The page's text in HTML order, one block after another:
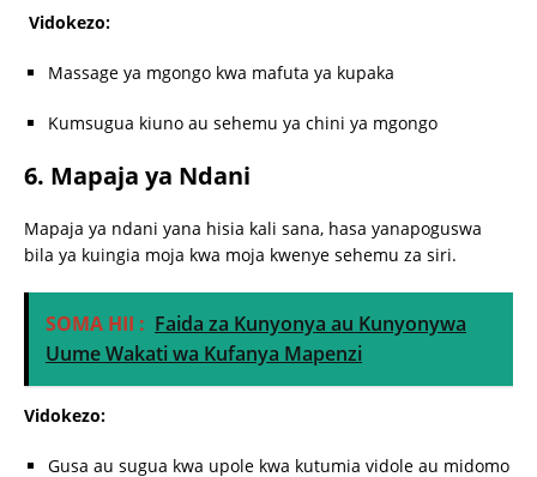
Vidokezo:
Massage ya mgongo kwa mafuta ya kupaka
Kumsugua kiuno au sehemu ya chini ya mgongo
6. Mapaja ya Ndani
Mapaja ya ndani yana hisia kali sana, hasa yanapoguswa
bila ya kuingia moja kwa moja kwenye sehemu za siri.
SOMA HII : Faida za Kunyonya au Kunyonywa
Uume Wakati wa Kufanya Mapenzi
Vidokezo:
Gusa au sugua kwa upole kwa kutumia vidole au midomo